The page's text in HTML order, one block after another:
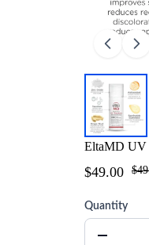
EltaMD UV
$49.00
Quantity